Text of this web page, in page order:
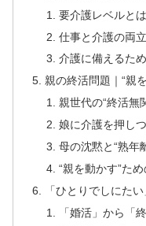
要介護レベルと
仕事と介護の両
介護に備えるた
親の終活問題｜“親
親世代の“終活無
娘に介護を押し
母の沈黙と“熟年
“親を動かす”た
「ひとりでしにた
「婚活」から「